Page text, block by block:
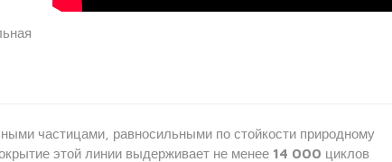
частицами, равносильными по стойкости природному
этой линии выдерживает не менее 14 000 циклов